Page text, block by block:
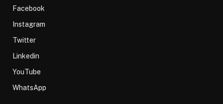
Facebook
Instagram
Twitter
Linkedin
YouTube
WhatsApp